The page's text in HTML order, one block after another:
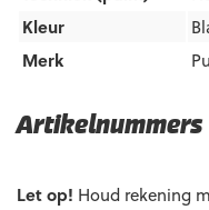
Artikelnummers
Let op! Houd rekening
Kleur
Merk